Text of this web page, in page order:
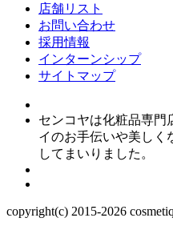
店舗リスト
お問い合わせ
採用情報
インターンシップ
サイトマップ
センコヤは化粧品専門
イのお手伝いや美しく
してまいりました。
copyright(c) 2015-2026